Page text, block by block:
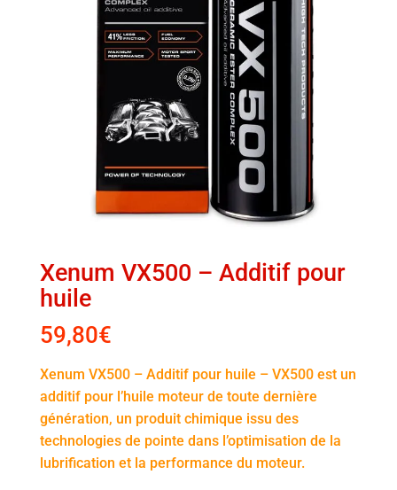
Xenum VX500 – Additif pour
huile
59,80€
Xenum VX500 – Additif pour huile – VX500 est un
additif pour l’huile moteur de toute dernière
génération, un produit chimique issu des
technologies de pointe dans l’optimisation de la
lubrification et la performance du moteur.